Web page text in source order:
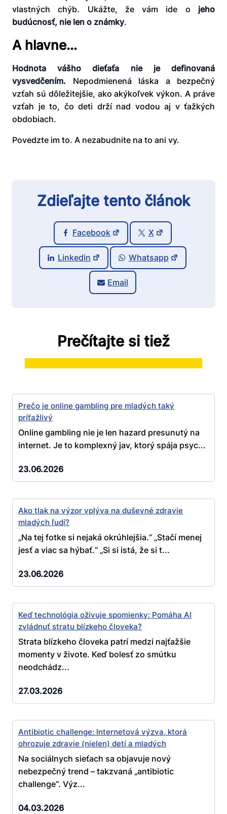
vlastných chýb. Ukážte, že vám ide o jeho
budúcnosť, nie len o známky.
A hlavne…
Hodnota vášho dieťaťa nie je definovaná
vysvedčením. Nepodmienená láska a bezpečný
vzťah sú dôležitejšie, ako akýkoľvek výkon. A práve
vzťah je to, čo deti drží nad vodou aj v ťažkých
obdobiach.
Povedzte im to. A nezabudnite na to ani vy.
Zdieľajte tento článok
Facebook X
Linkedin Whatsapp
Email
Prečítajte si tiež
Prečo je online gambling pre mladých taký
príťažlivý
Online gambling nie je len hazard presunutý na
internet. Je to komplexný jav, ktorý spája psyc...
23.06.2026
Ako tlak na výzor vplýva na duševné zdravie
mladých ľudí?
„Na tej fotke si nejaká okrúhlejšia.“ „Stačí menej
jesť a viac sa hýbať.“ „Si si istá, že si t...
23.06.2026
Keď technológia oživuje spomienky: Pomáha AI
zvládnuť stratu blízkeho človeka?
Strata blízkeho človeka patrí medzi najťažšie
momenty v živote. Keď bolesť zo smútku
neodchádz...
27.03.2026
Antibiotic challenge: Internetová výzva, ktorá
ohrozuje zdravie (nielen) detí a mladých
Na sociálnych sieťach sa objavuje nový
nebezpečný trend – takzvaná „antibiotic
challenge“. Výz...
04.03.2026